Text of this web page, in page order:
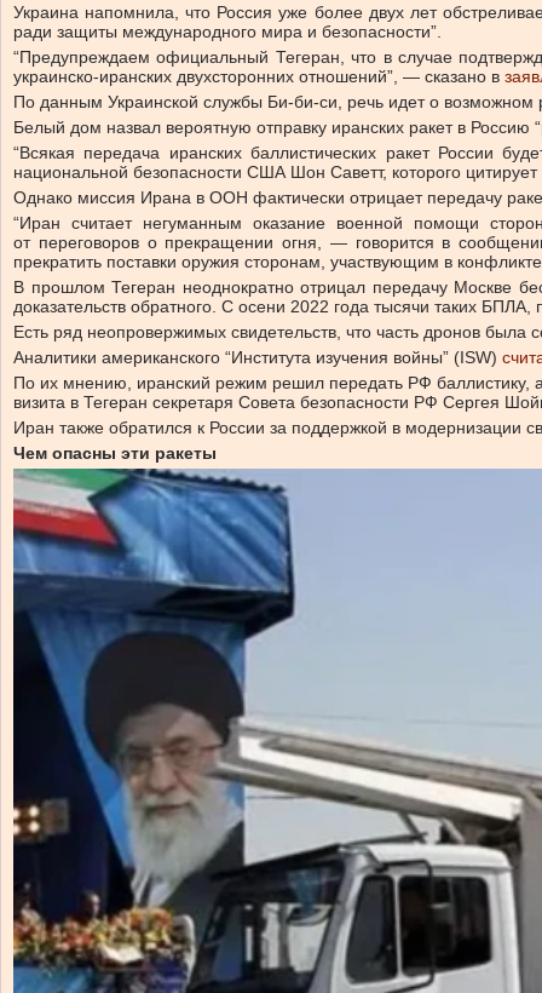
Украина напомнила, что Россия уже более двух лет
ради защиты международного мира и безопасности”.
“Предупреждаем официальный Тегеран, что в случае
украинско-иранских двухсторонних отношений”, — сказано в
По данным Украинской службы Би-би-си, речь идет о
Белый дом назвал вероятную отправку иранских ракет в Россию
“Всякая передача иранских баллистических ракет России
национальной безопасности США Шон Саветт, которого
Однако миссия Ирана в ООН фактически отрицает передачу
“Иран считает негуманным оказание военной помощи
от переговоров о прекращении огня, — говорится в
прекратить поставки оружия сторонам, участвующим в
В прошлом Тегеран неоднократно отрицал передачу Москве
доказательств обратного. С осени 2022 года тысячи таких
Есть ряд неопровержимых свидетельств, что часть дронов
Аналитики американского “Института изучения войны” (ISW)
По их мнению, иранский режим решил передать РФ баллистику,
визита в Тегеран секретаря Совета безопасности РФ Сергея
Иран также обратился к России за поддержкой в модернизации
Чем опасны эти ракеты